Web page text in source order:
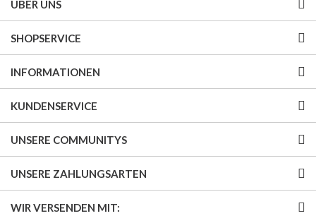
ÜBER UNS
SHOPSERVICE
INFORMATIONEN
KUNDENSERVICE
UNSERE COMMUNITYS
UNSERE ZAHLUNGSARTEN
WIR VERSENDEN MIT: